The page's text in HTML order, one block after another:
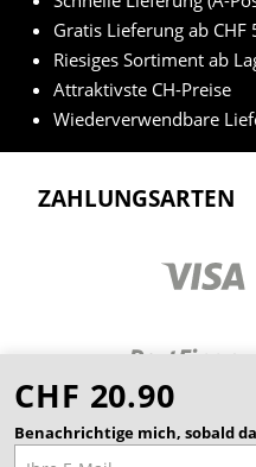
CHF 20.90
Benachrichtige mich, sobald
Gratis Lieferung ab CHF
Riesiges Sortiment ab
Attraktivste CH-Preise
Wiederverwendbare
ZAHLUNGSARTEN